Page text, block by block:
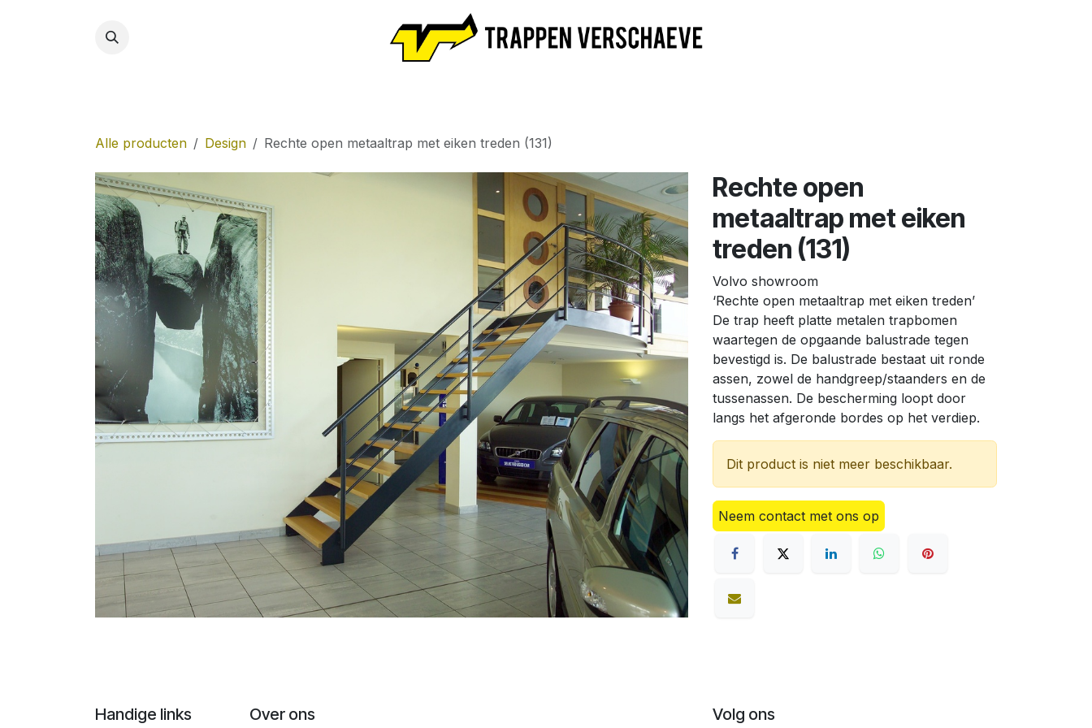
Alle producten Design Rechte open metaaltrap met eiken treden (131)
Rechte open
metaaltrap met eiken
treden (131)
Volvo showroom
‘Rechte open metaaltrap met eiken treden’
De trap heeft platte metalen trapbomen
waartegen de opgaande balustrade tegen
bevestigd is. De balustrade bestaat uit ronde
assen, zowel de handgreep/staanders en de
tussenassen. De bescherming loopt door
langs het afgeronde bordes op het verdiep.
Dit product is niet meer beschikbaar.
Neem contact met ons op
Handige links Over ons Volg ons